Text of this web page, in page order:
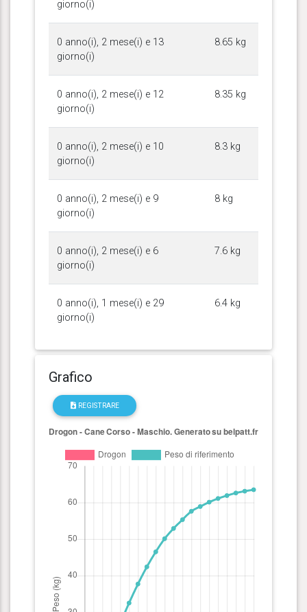
giorno(i)
0 anno(i), 2 mese(i) e 13
giorno(i)
8.65 kg
0 anno(i), 2 mese(i) e 12
giorno(i)
8.35 kg
0 anno(i), 2 mese(i) e 10
giorno(i)
8.3 kg
0 anno(i), 2 mese(i) e 9
giorno(i)
8 kg
0 anno(i), 2 mese(i) e 6
giorno(i)
7.6 kg
0 anno(i), 1 mese(i) e 29
giorno(i)
6.4 kg
Grafico
REGISTRARE